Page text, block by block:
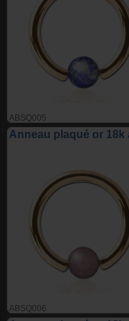
ABSQ005
Anneau plaqué or
ABSQ006